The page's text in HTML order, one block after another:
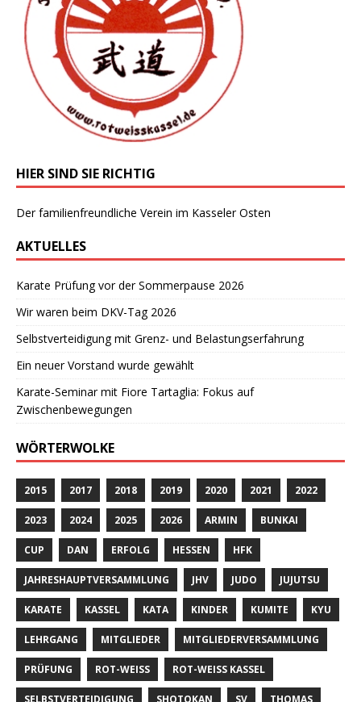
HIER SIND SIE RICHTIG
Der familienfreundliche Verein im Kasseler Osten
AKTUELLES
Karate Prüfung vor der Sommerpause 2026
Wir waren beim DKV-Tag 2026
Selbstverteidigung mit Grenz- und Belastungserfahrung
Ein neuer Vorstand wurde gewählt
Karate-Seminar mit Fiore Tartaglia: Fokus auf
Zwischenbewegungen
WÖRTERWOLKE
2015 2017 2018 2019 2020 2021 2022
2023 2024 2025 2026 ARMIN BUNKAI
CUP DAN ERFOLG HESSEN HFK
JAHRESHAUPTVERSAMMLUNG JHV JUDO JUJUTSU
KARATE KASSEL KATA KINDER KUMITE KYU
LEHRGANG MITGLIEDER MITGLIEDERVERSAMMLUNG
PRÜFUNG ROT-WEISS ROT-WEISS KASSEL
SELBSTVERTEIDIGUNG SHOTOKAN SV THOMAS